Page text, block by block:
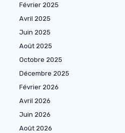
Février 2025
Avril 2025
Juin 2025
Août 2025
Octobre 2025
Décembre 2025
Février 2026
Avril 2026
Juin 2026
Août 2026